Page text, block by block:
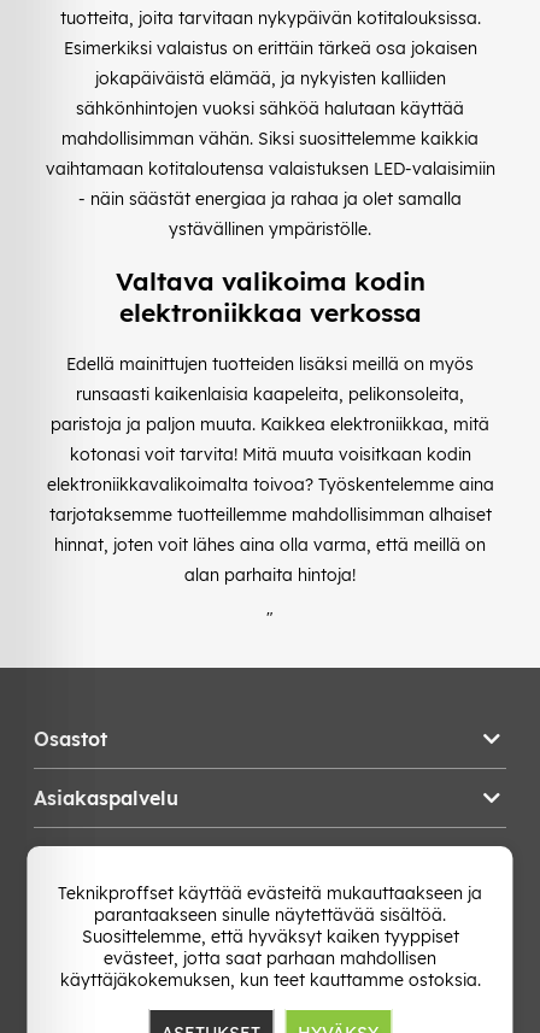
tuotteita, joita tarvitaan nykypäivän kotitalouksissa.
Esimerkiksi valaistus on erittäin tärkeä osa jokaisen
jokapäiväistä elämää, ja nykyisten kalliiden
sähkönhintojen vuoksi sähköä halutaan käyttää
mahdollisimman vähän. Siksi suosittelemme kaikkia
vaihtamaan kotitaloutensa valaistuksen LED-valaisimiin
- näin säästät energiaa ja rahaa ja olet samalla
ystävällinen ympäristölle.
Valtava valikoima kodin
elektroniikkaa verkossa
Edellä mainittujen tuotteiden lisäksi meillä on myös
runsaasti kaikenlaisia kaapeleita, pelikonsoleita,
paristoja ja paljon muuta. Kaikkea elektroniikkaa, mitä
kotonasi voit tarvita! Mitä muuta voisitkaan kodin
elektroniikkavalikoimalta toivoa? Työskentelemme aina
tarjotaksemme tuotteillemme mahdollisimman alhaiset
hinnat, joten voit lähes aina olla varma, että meillä on
alan parhaita hintoja!
"
Osastot
Asiakaspalvelu
Vaihda Maa
Teknikproffset käyttää evästeitä mukauttaakseen ja
parantaakseen sinulle näytettävää sisältöä.
Suosittelemme, että hyväksyt kaiken tyyppiset
evästeet, jotta saat parhaan mahdollisen
käyttäjäkokemuksen, kun teet kauttamme ostoksia.